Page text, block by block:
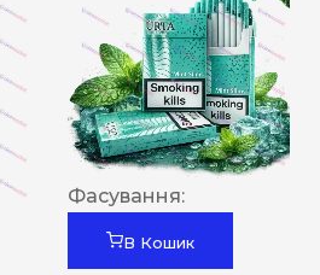
Фасування:
В Кошик